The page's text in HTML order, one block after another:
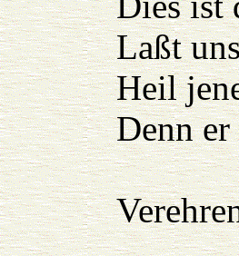
Laßt
Heil
Denn